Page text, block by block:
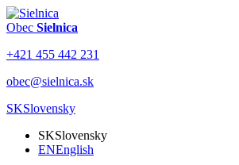
Obec Sielnica
+421 455 442 231
obec@sielnica.sk
SKSlovensky
SKSlovensky
ENEnglish